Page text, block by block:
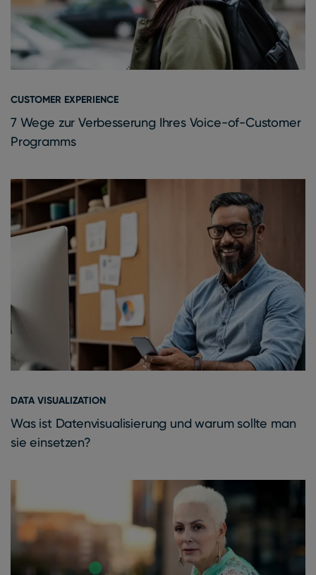
CUSTOMER EXPERIENCE
7 Wege zur Verbesserung Ihres Voice-of-Customer
Programms
DATA VISUALIZATION
Was ist Datenvisualisierung und warum sollte man
sie einsetzen?